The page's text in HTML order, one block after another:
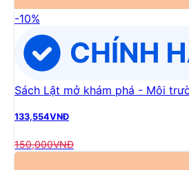
-10%
Sách Lật mở khám phá - Môi
133,554VNĐ
150,000VNĐ